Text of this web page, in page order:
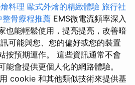
料理 歐式外燴的精緻體驗 旅行社
整骨療程推薦 EMS微電流頻率深入
也能輕鬆使用，提亮提亮，改善暗
可能與您、您的偏好或您的裝置
按預期運作。 這些資訊通常不會
能會提供更個人化的網路體驗。
cookie 和其他類似技術來提供基